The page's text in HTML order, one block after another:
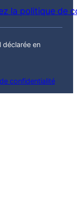
la politique de
déclarée en
confidentialité